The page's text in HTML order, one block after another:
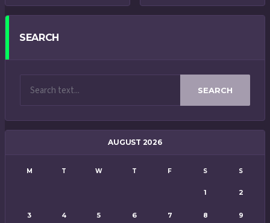
SEARCH
SEARCH
AUGUST 2026
M T W T F S S
1 2
3 4 5 6 7 8 9